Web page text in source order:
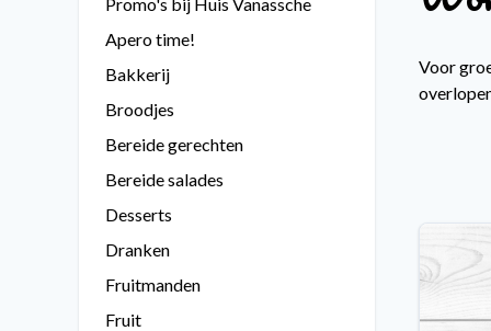
Apero time!
Bakkerij
Broodjes
Bereide gerechten
Bereide salades
Desserts
Dranken
Fruitmanden
Fruit
Voor